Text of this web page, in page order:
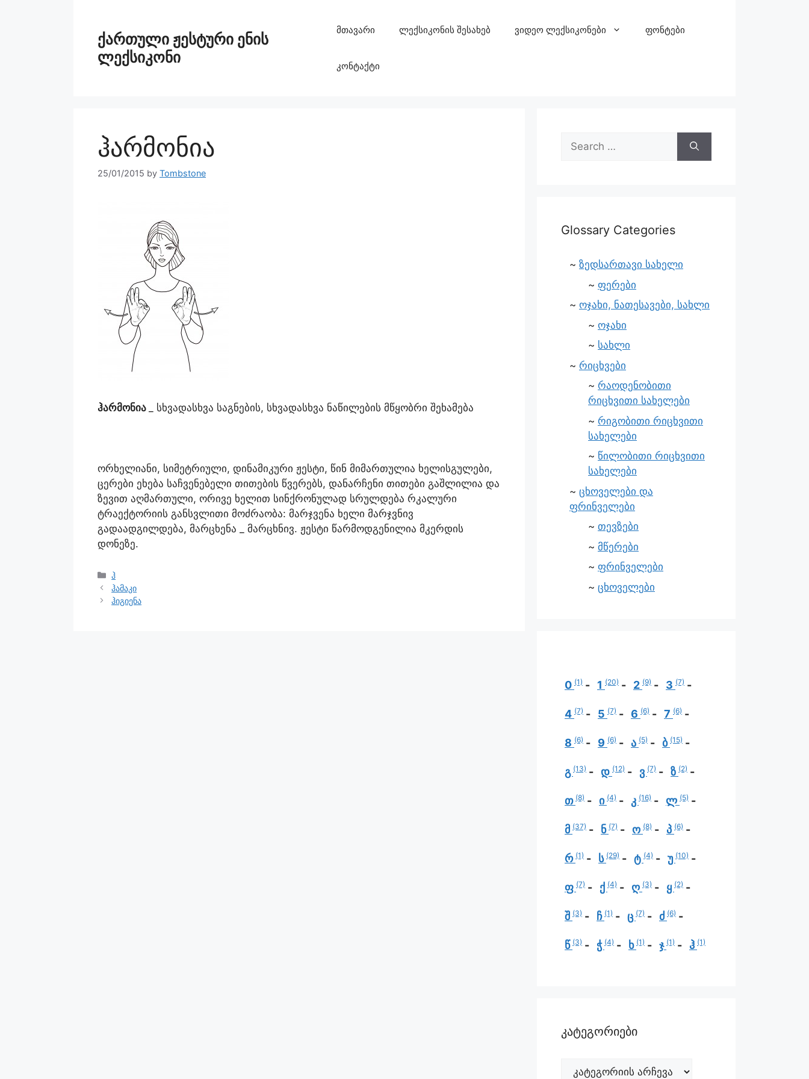
ქართული ჟესტური ენის
ლექსიკონი
მთავარი ლექსიკონის შესახებ ვიდეო ლექსიკონები ფონტები
კონტაქტი
ჰარმონია
25/01/2015 by Tombstone
ჰარმონია _ სხვადასხვა საგნების, სხვადასხვა ნაწილების მწყობრი შეხამება
ორხელიანი, სიმეტრიული, დინამიკური ჟესტი, წინ მიმართულია ხელისგულები,
ცერები ეხება საჩვენებელი თითების წვერებს, დანარჩენი თითები გაშლილია და
ზევით აღმართული, ორივე ხელით სინქრონულად სრულდება რკალური
ტრაექტორიის განსვლითი მოძრაობა: მარჯვენა ხელი მარჯვნივ
გადაადგილდება, მარცხენა _ მარცხნივ. ჟესტი წარმოდგენილია მკერდის
დონეზე.
ჰ
ჰამაკი
ჰიგიენა
Glossary Categories
ზედსართავი სახელი
ფერები
ოჯახი, ნათესავები, სახლი
ოჯახი
სახლი
რიცხვები
რაოდენობითი
რიცხვითი სახელები
რიგობითი რიცხვითი
სახელები
წილობითი რიცხვითი
სახელები
ცხოველები და
ფრინველები
თევზები
მწერები
ფრინველები
ცხოველები
0 (1) 1 (20) 2 (9) 3 (7)
4 (7) 5 (7) 6 (6) 7 (6)
8 (6) 9 (6) ა (5) ბ (15)
გ (13) დ (12) ვ (7) ზ (2)
თ (8) ი (4) კ (16) ლ (5)
მ (37) ნ (7) ო (8) პ (6)
რ (1) ს (29) ტ (4) უ (10)
ფ (7) ქ (4) ღ (3) ყ (2)
შ (3) ჩ (1) ც (7) ძ (6)
წ (3) ჭ (4) ხ (1) ჯ (1) ჰ (1)
კატეგორიები